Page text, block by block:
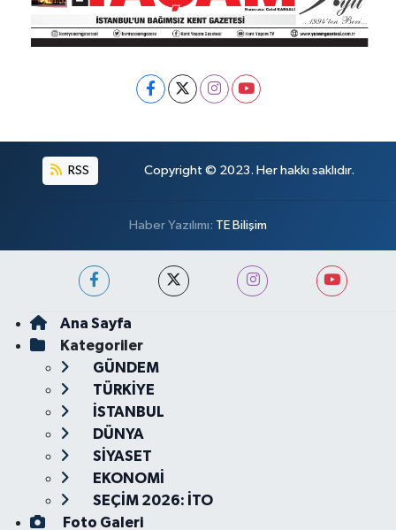
RSS Copyright © 2023. Her hakkı saklıdır.
Haber Yazılımı: TE Bilişim
Ana Sayfa
Kategoriler
GÜNDEM
TÜRKİYE
İSTANBUL
DÜNYA
SİYASET
EKONOMİ
SEÇİM 2026: İTO
Foto Galeri